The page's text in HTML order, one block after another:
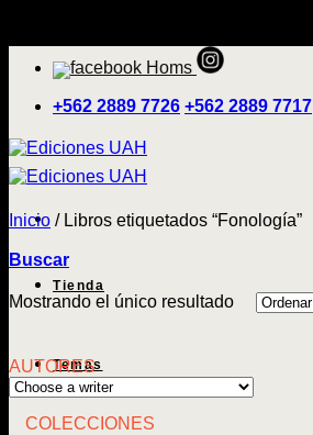
contenido
+562 2889 7726 +562 2889 7717
Tienda
Temas
Inicio /Libros etiquetados “Fonología”
Buscar
Mostrando el único resultado
AUTORES
COLECCIONES